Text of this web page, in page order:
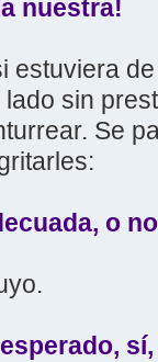
nuestra!
estuviera
sin
Se
o